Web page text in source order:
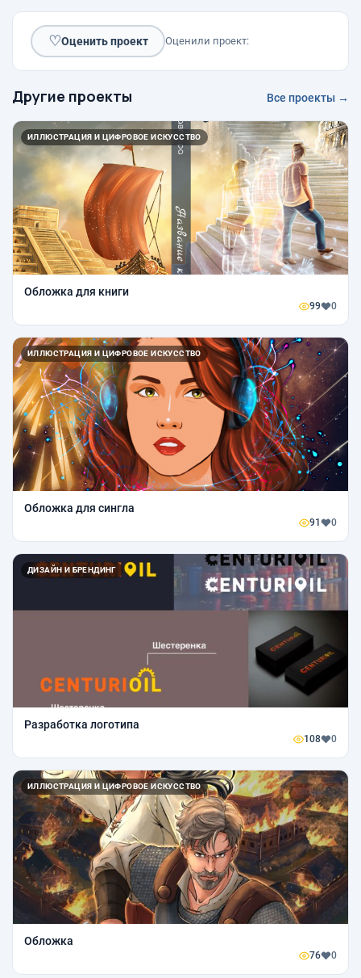
♡Оценить проект Оценили проект:
Другие проекты Все проекты →
ИЛЛЮСТРАЦИЯ И ЦИФРОВОЕ ИСКУССТВО
Обложка для книги
99 0
ИЛЛЮСТРАЦИЯ И ЦИФРОВОЕ ИСКУССТВО
Обложка для сингла
91 0
ДИЗАЙН И БРЕНДИНГ
Разработка логотипа
108 0
ИЛЛЮСТРАЦИЯ И ЦИФРОВОЕ ИСКУССТВО
Обложка
76 0